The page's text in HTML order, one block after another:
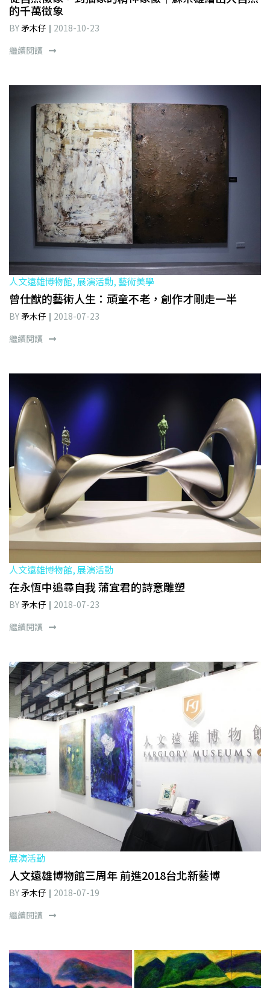
的千萬徵象
BY矛木仔
2018-10-23
繼續閱讀
人文遠雄博物館, 展演活動, 藝術美學
曾仕猷的藝術人生：頑童不老，創作才剛走一半
BY矛木仔
2018-07-23
繼續閱讀
人文遠雄博物館, 展演活動
在永恆中追尋自我 蒲宜君的詩意雕塑
BY矛木仔
2018-07-23
繼續閱讀
展演活動
人文遠雄博物館三周年 前進2018台北新藝博
BY矛木仔
2018-07-19
繼續閱讀